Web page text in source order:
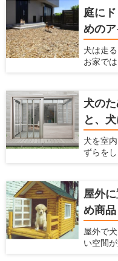
と、こ
り、壁
が染み
に交換
し、家
なって
すすめ
変える
庭に
めの
犬は走
お家で
て、ド
素材や
す。 犬
犬家住
ンの情
ください
犬の
と、
犬を室
ずらを
方法と
する方
スペー
で様々
は、日
するこ
屋外
め商
屋外で
い空間